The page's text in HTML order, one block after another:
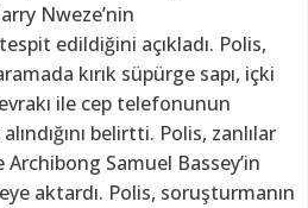
Nweze’nin
edildiğini açıkladı. Polis,
kırık süpürge sapı, içki
ile cep telefonunun
belirtti. Polis, zanlılar
Samuel Bassey’in
aktardı. Polis, soruşturmanın